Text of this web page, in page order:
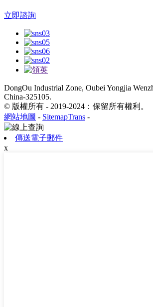
立即諮詢
DongOu Industrial Zone, Oubei Yongjia
China-325105.
© 版權所有 - 2019-2024：保留所有權利。
網站地圖 - SitemapTrans -
傳送電子郵件
x